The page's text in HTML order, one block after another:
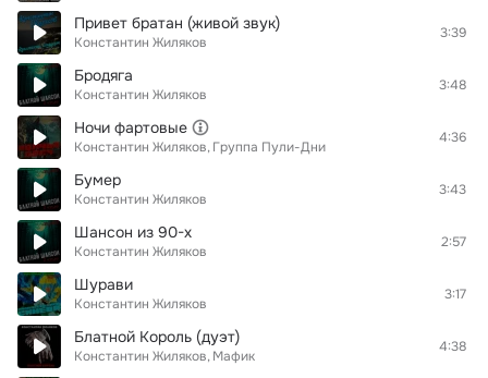
Привет братан (живой звук)
Константин Жиляков
3:39
Бродяга
Константин Жиляков
3:48
Ночи фартовые
Константин Жиляков Группа Пули-Дни
4:36
Бумер
Константин Жиляков
3:43
Шансон из 90-х
Константин Жиляков
2:57
Шурави
Константин Жиляков
3:17
Блатной Король (дуэт)
Константин Жиляков Мафик
4:38